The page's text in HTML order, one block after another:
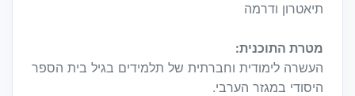
תיאטרון ודרמה
מטרת התוכנית:
העשרה לימודית וחברתית של תלמידים בגיל בית הספר
היסודי במגזר הערבי.